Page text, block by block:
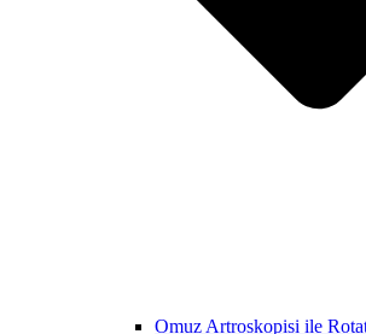
Omuz Artroskopisi ile